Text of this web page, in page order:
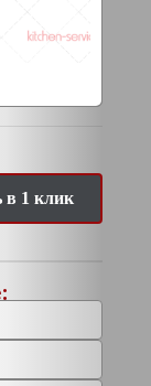
в 1 клик